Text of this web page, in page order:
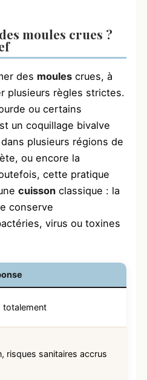
moules crues ?
des moules crues, à
plusieurs règles strictes.
ou certains
un coquillage bivalve
plusieurs régions de
ou encore la
cette pratique
cuisson classique : la
conserve
virus ou toxines
totalement
risques sanitaires accrus